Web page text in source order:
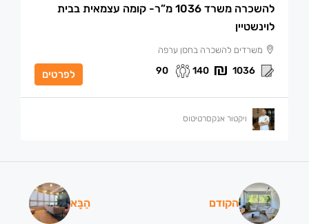
להשכרה משרד 1036 מ”ר- קומה עצמאית בבית
לוינשטיין
משרדים להשכרה בחסן ערפה
1036
140
90 לפרטים
ויקטור אנקסרטיטוס
הקודם הַבָּא